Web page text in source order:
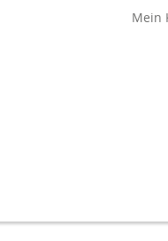
Mein